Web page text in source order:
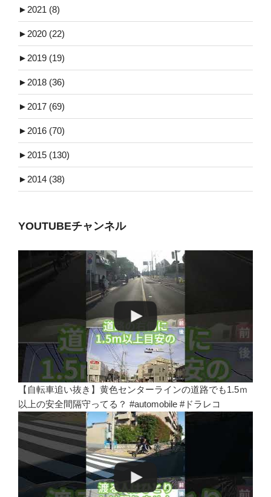
► 2021 (8)
► 2020 (22)
► 2019 (19)
► 2018 (36)
► 2017 (69)
► 2016 (70)
► 2015 (130)
► 2014 (38)
YOUTUBEチャンネル
【自転車追い抜き】黄色センターラインの道路でも1.5ｍ
以上の安全間隔守ってる？ #automobile #ドラレコ